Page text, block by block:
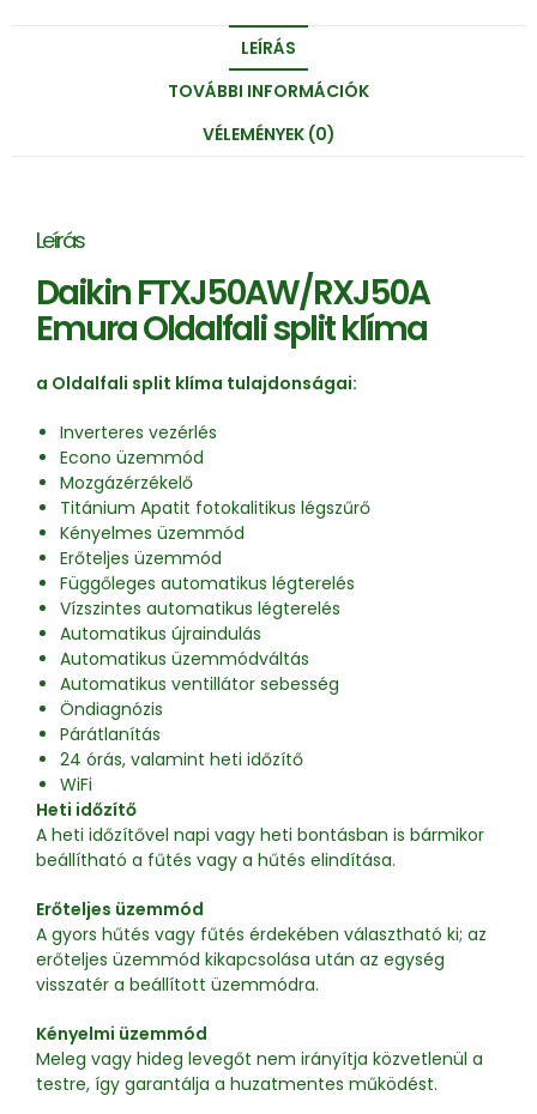
LEÍRÁS
TOVÁBBI INFORMÁCIÓK
VÉLEMÉNYEK (0)
Leírás
Daikin FTXJ50AW/RXJ50A
Emura Oldalfali split klíma
a Oldalfali split klíma tulajdonságai:
Inverteres vezérlés
Econo üzemmód
Mozgázérzékelő
Titánium Apatit fotokalitikus légszűrő
Kényelmes üzemmód
Erőteljes üzemmód
Függőleges automatikus légterelés
Vízszintes automatikus légterelés
Automatikus újraindulás
Automatikus üzemmódváltás
Automatikus ventillátor sebesség
Öndiagnózis
Párátlanítás
24 órás, valamint heti időzítő
WiFi
Heti időzítő
A heti időzítővel napi vagy heti bontásban is bármikor
beállítható a fűtés vagy a hűtés elindítása.
Erőteljes üzemmód
A gyors hűtés vagy fűtés érdekében választható ki; az
erőteljes üzemmód kikapcsolása után az egység
visszatér a beállított üzemmódra.
Kényelmi üzemmód
Meleg vagy hideg levegőt nem irányítja közvetlenül a
testre, így garantálja a huzatmentes működést.